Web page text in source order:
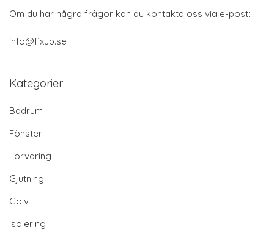
Om du har några frågor kan du kontakta oss via e-post:
info@fixup.se
Kategorier
Badrum
Fönster
Förvaring
Gjutning
Golv
Isolering